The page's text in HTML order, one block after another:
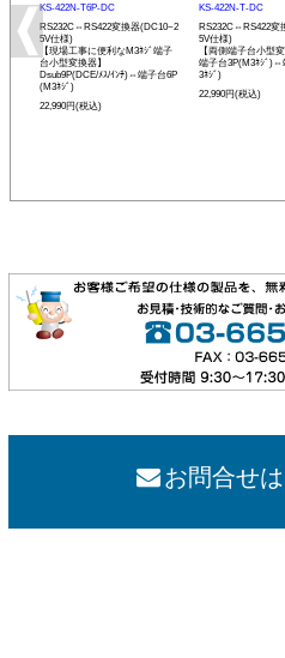
KS-422N-T6P-DC
RS232C⇔RS422変換器(DC10~2
5V仕様)
【現場工事に便利なM3ﾈｼﾞ端子
台小型変換器】
Dsub9P(DCE/ﾒｽ/ｲﾝﾁ)⇔端子台6P
(M3ﾈｼﾞ)
22,990円(税込)
KS-422N-T-DC
RS232C⇔RS422変
5V仕様)
【両側端子台小型変
端子台3P(M3ﾈｼﾞ)⇔
3ﾈｼﾞ)
22,990円(税込)
お問合せ